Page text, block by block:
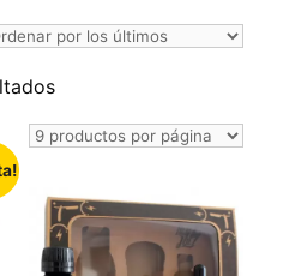
Ordenado
los